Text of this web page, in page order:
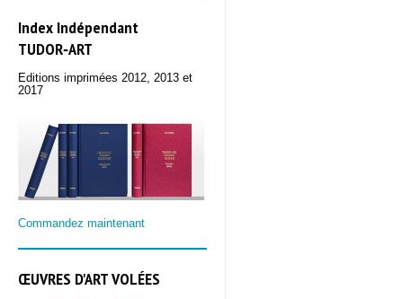
Index Indépendant
TUDOR‑ART
Editions imprimées 2012, 2013 et
2017
Commandez maintenant
ŒUVRES D'ART VOLÉES